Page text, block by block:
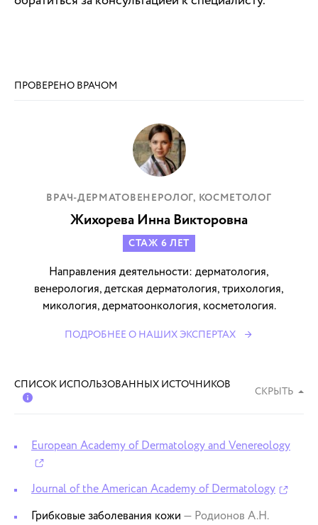
ПРОВЕРЕНО ВРАЧОМ
ВРАЧ-ДЕРМАТОВЕНЕРОЛОГ, КОСМЕТОЛОГ
Жихорева Инна Викторовна
СТАЖ 6 ЛЕТ
Направления деятельности: дерматология,
венерология, детская дерматология, трихология,
микология, дерматоонкология, косметология.
ПОДРОБНЕЕ О НАШИХ ЭКСПЕРТАХ
СПИСОК ИСПОЛЬЗОВАННЫХ ИСТОЧНИКОВ
СКРЫТЬ
European Academy of Dermatology and Venereology
Journal of the American Academy of Dermatology
Грибковые заболевания кожи — Родионов А.Н.